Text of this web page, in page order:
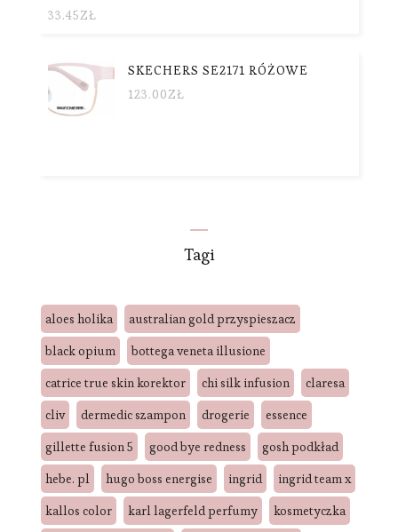
33.45ZŁ
SKECHERS SE2171 RÓŻOWE
123.00ZŁ
Tagi
aloes holika
australian gold przyspieszacz
black opium
bottega veneta illusione
catrice true skin korektor
chi silk infusion
claresa
cliv
dermedic szampon drogerie
essence
gillette fusion 5
good bye redness
gosh podkład
hebe. pl
hugo boss energise ingrid
ingrid team x
kallos color
karl lagerfeld perfumy
kosmetyczka